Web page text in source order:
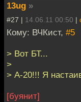
13ug »
#27 | 14.06.11 00:50 |
Кому: ВЧКист, #5
> Вот БТ...
>
> А-20!!! Я
[буянит]